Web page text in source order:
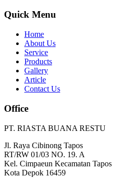
Quick Menu
Home
About Us
Service
Products
Gallery
Article
Contact Us
Office
PT. RIASTA BUANA RESTU
Jl. Raya Cibinong Tapos
RT/RW 01/03 NO. 19. A
Kel. Cimpaeun Kecamatan Tapos
Kota Depok 16459